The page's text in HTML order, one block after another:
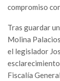
compromiso
Tras guardar
Molina
el legislador
Fiscalía